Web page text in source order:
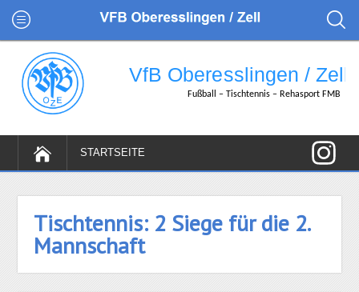
Tischtennis: 2 Siege für die 2.
Mannschaft